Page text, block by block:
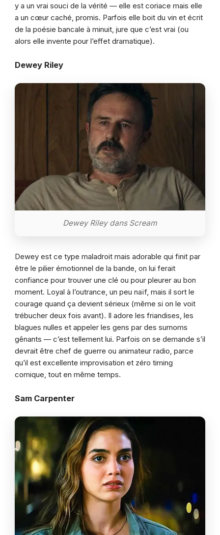
y a un vrai souci de la vérité — elle est coriace mais elle
a un cœur caché, promis. Parfois elle boit du vin et écrit
de la poésie bancale à minuit, jure que c’est vrai (ou
alors elle invente pour l’effet dramatique).
Dewey Riley
Dewey Riley dans Scream
Dewey est ce type maladroit mais adorable qui finit par
être le pilier émotionnel de la bande, on lui ferait
confiance pour trouver une clé ou pour pleurer au bon
moment. Loyal à l’outrance, un peu naïf, mais il sort le
courage quand ça devient sérieux (même si on le voit
trébucher deux fois avant). Il adore les friandises, les
blagues nulles et appeler les gens par des surnoms
gênants — c’est tellement lui. Parfois on se demande s’il
devrait être chef de guerre ou animateur radio, parce
qu’il est excellente improvisation et zéro timing
comique, tout en même temps.
Sam Carpenter